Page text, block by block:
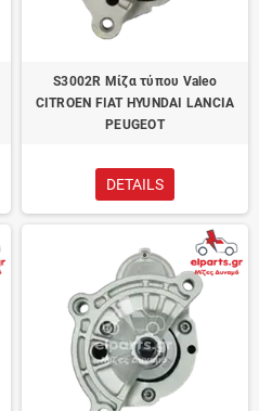
S3002R Μίζα τύπου Valeo
CITROEN FIAT HYUNDAI LANCIA
PEUGEOT
DETAILS